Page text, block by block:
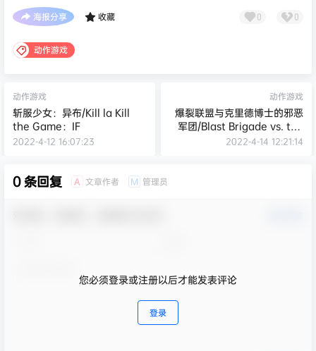
海报分享 收藏 0 0
动作游戏
动作游戏
斩服少女：异布/Kill la Kill
the Game：IF
2022-4-12 16:07:23
动作游戏
爆裂联盟与克里德博士的邪恶
军团/Blast Brigade vs. the
Evil Legion of Dr. Cread
2022-4-14 12:21:14
0 条回复 A 文章作者 M 管理员
您必须登录或注册以后才能发表评论
登录